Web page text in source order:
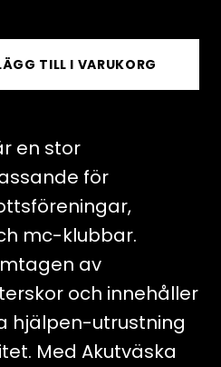
TILL I VARUKORG
en stor
för
mc-klubbar.
av
och innehåller
hjälpen-utrustning
Med Akutväska